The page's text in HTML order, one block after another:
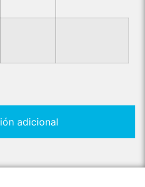
adicional